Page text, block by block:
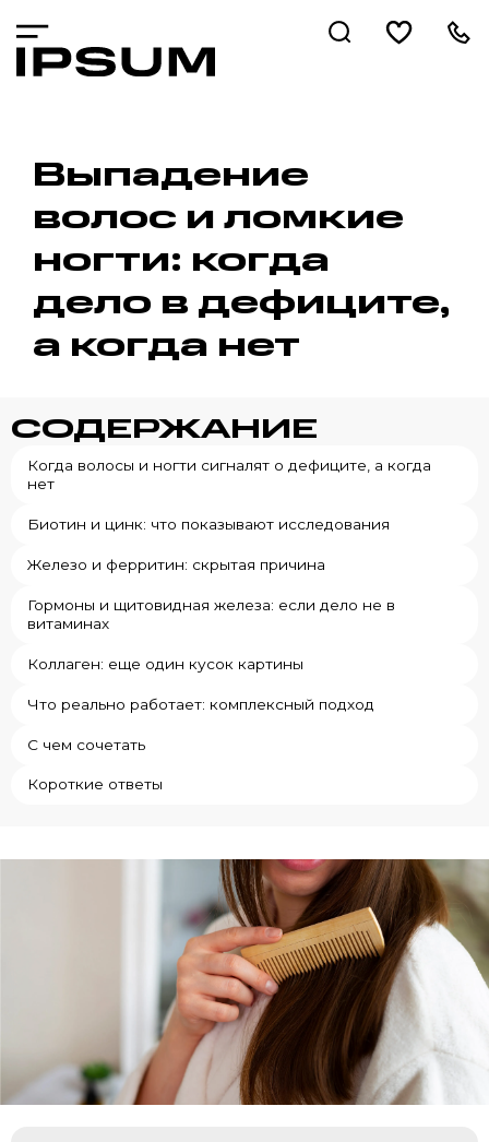
Выпадение
волос и ломкие
ногти: когда
дело в дефиците,
а когда нет
СОДЕРЖАНИЕ
Когда волосы и ногти сигналят о дефиците, а когда
нет
Биотин и цинк: что показывают исследования
Железо и ферритин: скрытая причина
Гормоны и щитовидная железа: если дело не в
витаминах
Коллаген: еще один кусок картины
Что реально работает: комплексный подход
С чем сочетать
Короткие ответы